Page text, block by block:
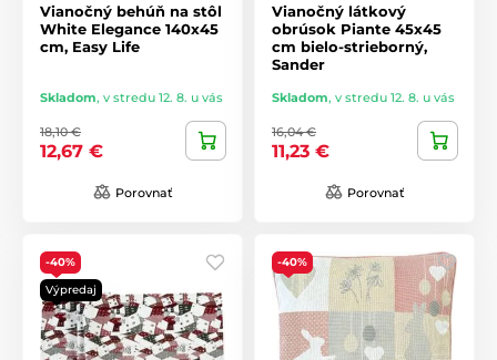
Vianočný behúň na stôl
White Elegance 140x45
cm, Easy Life
Skladom, v stredu 12. 8. u vás
18,10 €
12,67 €
Porovnať
Vianočný látkový
obrúsok Piante 45x45
cm bielo-strieborný,
Sander
Skladom, v stredu 12. 8. u vás
16,04 €
11,23 €
Porovnať
-40%
Výpredaj
-40%